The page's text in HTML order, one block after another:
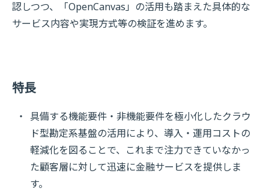
認しつつ、「OpenCanvas」の活用も踏まえた具体的な
サービス内容や実現方式等の検証を進めます。
特長
具備する機能要件・非機能要件を極小化したクラウ
ド型勘定系基盤の活用により、導入・運用コストの
軽減化を図ることで、これまで注力できていなかっ
た顧客層に対して迅速に金融サービスを提供しま
す。